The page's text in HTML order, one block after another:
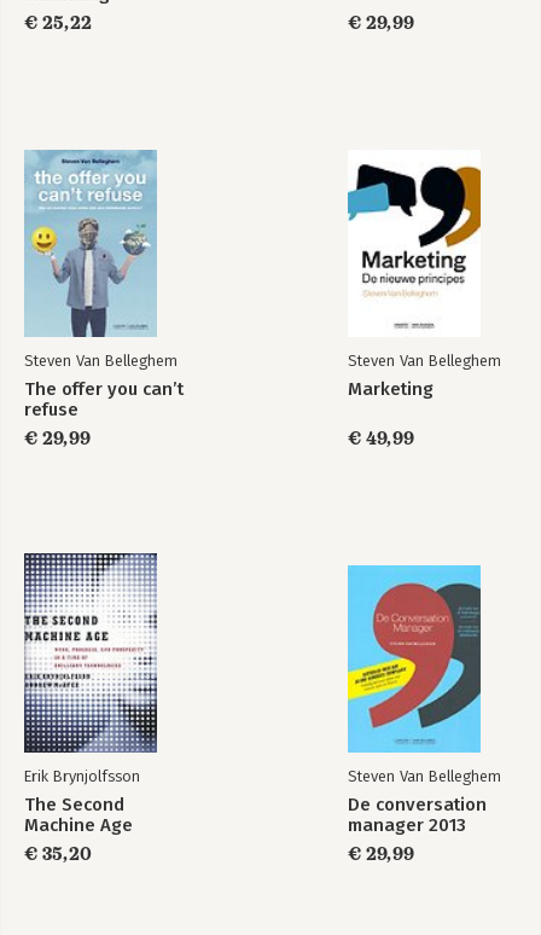
€ 25,22
€ 29,99
Steven Van Belleghem
The offer you can’t
refuse
€ 29,99
Steven Van Belleghem
Marketing
€ 49,99
Erik Brynjolfsson
The Second
Machine Age
€ 35,20
Steven Van Belleghem
De conversation
manager 2013
€ 29,99